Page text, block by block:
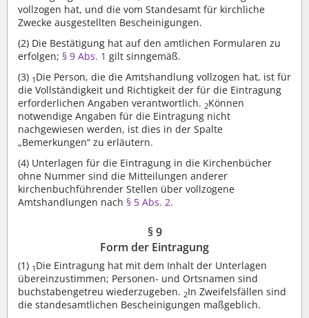
vollzogen hat, und die vom Standesamt für kirchliche
Zwecke ausgestellten Bescheinigungen.
(2) Die Bestätigung hat auf den amtlichen Formularen zu
erfolgen; § 9 Abs. 1 gilt sinngemäß.
(3) 1 Die Person, die die Amtshandlung vollzogen hat, ist für
die Vollständigkeit und Richtigkeit der für die Eintragung
erforderlichen Angaben verantwortlich. 2Können
notwendige Angaben für die Eintragung nicht
nachgewiesen werden, ist dies in der Spalte
„Bemerkungen“ zu erläutern.
(4) Unterlagen für die Eintragung in die Kirchenbücher
ohne Nummer sind die Mitteilungen anderer
kirchenbuchführender Stellen über vollzogene
Amtshandlungen nach § 5 Abs. 2.
§ 9
Form der Eintragung
(1) 1 Die Eintragung hat mit dem Inhalt der Unterlagen
übereinzustimmen; Personen- und Ortsnamen sind
buchstabengetreu wiederzugeben. 2In Zweifelsfällen sind
die standesamtlichen Bescheinigungen maßgeblich.